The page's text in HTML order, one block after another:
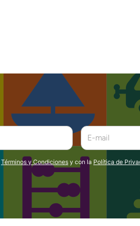
Términos y Condiciones y con la Política de